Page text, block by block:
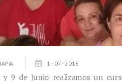
1 - 07 - 2018
9 de Junio realizamos un